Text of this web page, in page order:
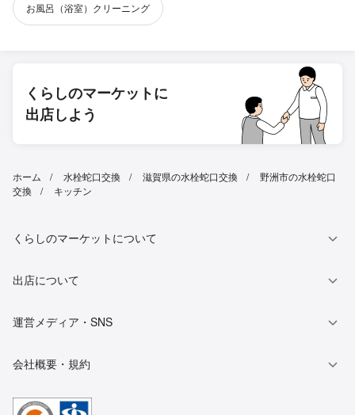
お風呂（浴室）クリーニング
くらしのマーケットに
出店しよう
ホーム 水栓蛇口交換 滋賀県の水栓蛇口交換
野洲市の水栓蛇口
交換
キッチン
くらしのマーケットについて
出店について
運営メディア・SNS
会社概要・規約